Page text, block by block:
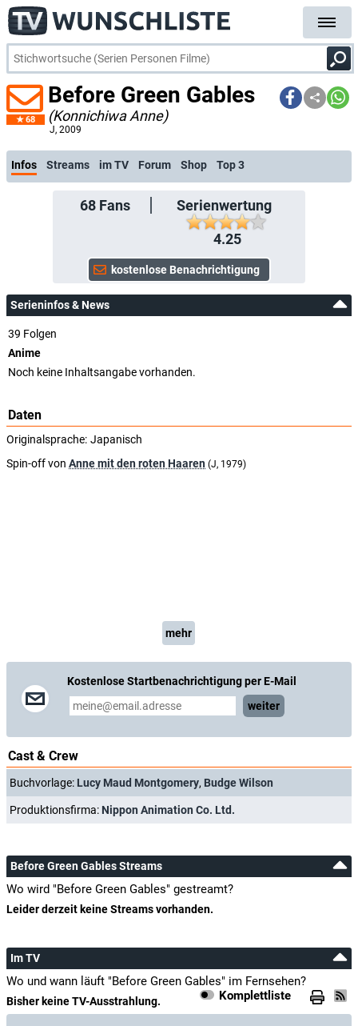
68
Before Green Gables
(Konnichiwa Anne)
J, 2009
kostenlose E-Mail-Be
Infos Streams im TV Forum Shop Top 3
68Fans
Serienwertung
4.25
Serieninfos & News
39 Folgen
Anime
Noch keine Inhaltsangabe vorhanden.
Daten
Originalsprache: Japanisch
Spin-off von Anne mit den roten Haaren (J, 1979)
mehr
Kostenlose Startbenachrichtigung per E-Mail
weiter
Cast & Crew
Buchvorlage: Lucy Maud Montgomery, Budge Wilson
Produktionsfirma: Nippon Animation Co. Ltd.
Before Green Gables Streams
Wo wird "Before Green Gables" gestreamt?
Leider derzeit keine Streams vorhanden.
Im TV
Wo und wann läuft "Before Green Gables" im Fernsehen?
Komplettliste
Bisher keine TV-Ausstrahlung.